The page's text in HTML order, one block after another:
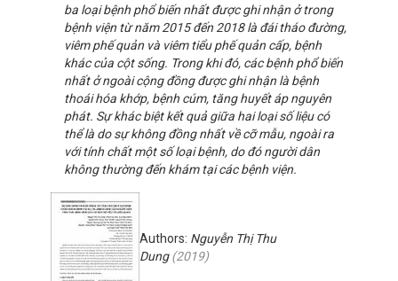
ba loại bệnh phổ biến nhất được ghi nhận ở trong
bệnh viện từ năm 2015 đến 2018 là đái tháo đường,
viêm phế quản và viêm tiểu phế quản cấp, bệnh
khác của cột sống. Trong khi đó, các bệnh phổ biến
nhất ở ngoài cộng đồng được ghi nhận là bệnh
thoái hóa khớp, bệnh cúm, tăng huyết áp nguyên
phát. Sự khác biệt kết quả giữa hai loại số liệu có
thể là do sự không đồng nhất về cỡ mẫu, ngoài ra
với tính chất một số loại bệnh, do đó người dân
không thường đến khám tại các bệnh viện.
Authors: Nguyễn Thị Thu
Dung(2019)